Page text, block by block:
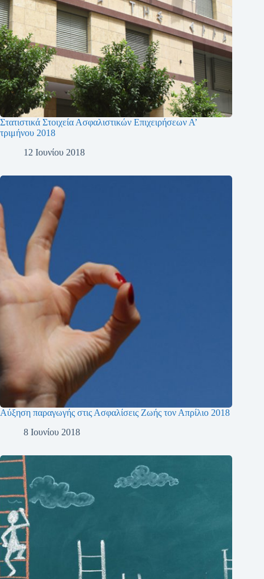
Στατιστικά Στοιχεία Ασφαλιστικών Επιχειρήσεων Α’
τριμήνου 2018
12 Ιουνίου 2018
Αύξηση παραγωγής στις Ασφαλίσεις Ζωής τον Απρίλιο 2018
8 Ιουνίου 2018